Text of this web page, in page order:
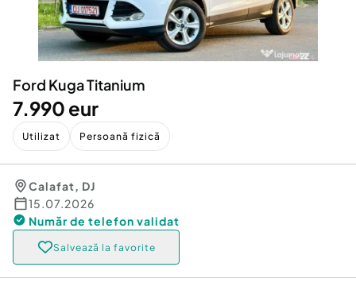
Servicii
Animale de companie
Afaceri și echipamente profesionale
Inchiriere Bunuri si Vehicule
Utilaje agricole si industriale
Piese auto si accesorii
Dacia Duster
Ford Kuga Titanium
7.990 eur
Utilizat Persoană fizică
Calafat, DJ
15.07.2026
Număr de telefon validat
Salvează la favorite